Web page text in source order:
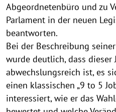
Abgeordnetenbüro und zu
Parlament in der neuen
beantworten.
Bei der Beschreibung
wurde deutlich, dass dieser
abwechslungsreich ist, es
einen klassischen „9 to 5
interessiert, wie er das